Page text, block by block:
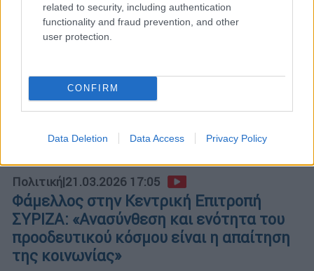
related to security, including authentication
functionality and fraud prevention, and other
user protection.
CONFIRM
Data Deletion Data Access Privacy Policy
Πολιτική|21.03.2026 17:05
Φάμελλος στην Κεντρική Επιτροπή
ΣΥΡΙΖΑ: «Ανασύνθεση και ενότητα του
προοδευτικού κόσμου είναι η απαίτηση
της κοινωνίας»